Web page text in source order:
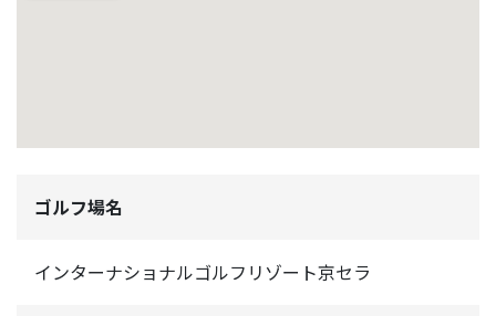
ゴルフ場名
インターナショナルゴルフリゾート京セラ